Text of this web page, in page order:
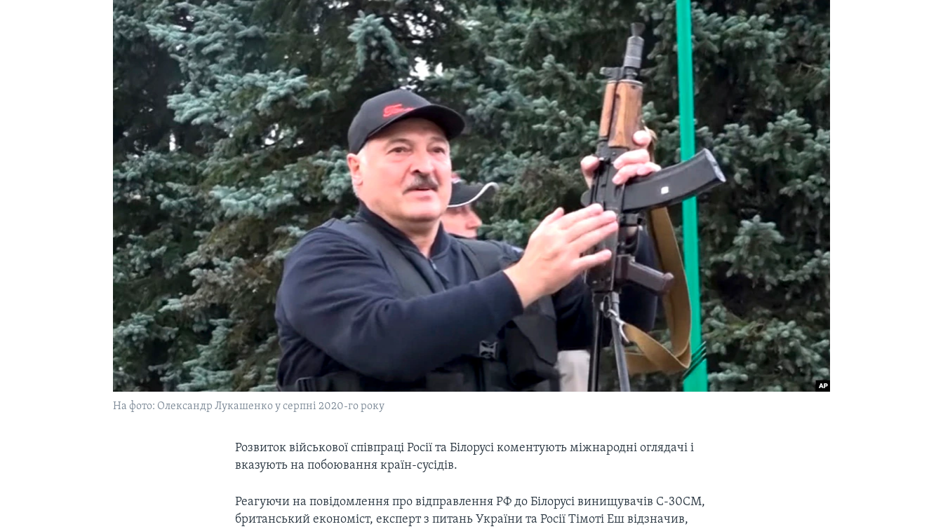
ІСТОРІЇ УСПІХУ УКРАЇНЦІВ
БРИФІНГ ГОЛОСУ АМЕРИКИ
СТУДІЯ ВАШИНГТОН
ПОГЛЯД З ВАШИНГТОНА
На фото: Олександр Лукашенко у серпні 2020-го року
Розвиток військової співпраці Росії та Білорусі коментують міжнародні оглядачі і
вказують на побоювання країн-сусідів.
Реагуючи на повідомлення про відправлення РФ до Білорусі винищувачів С-30СМ,
британський економіст, експерт з питань України та Росії Тімоті Еш відзначив,